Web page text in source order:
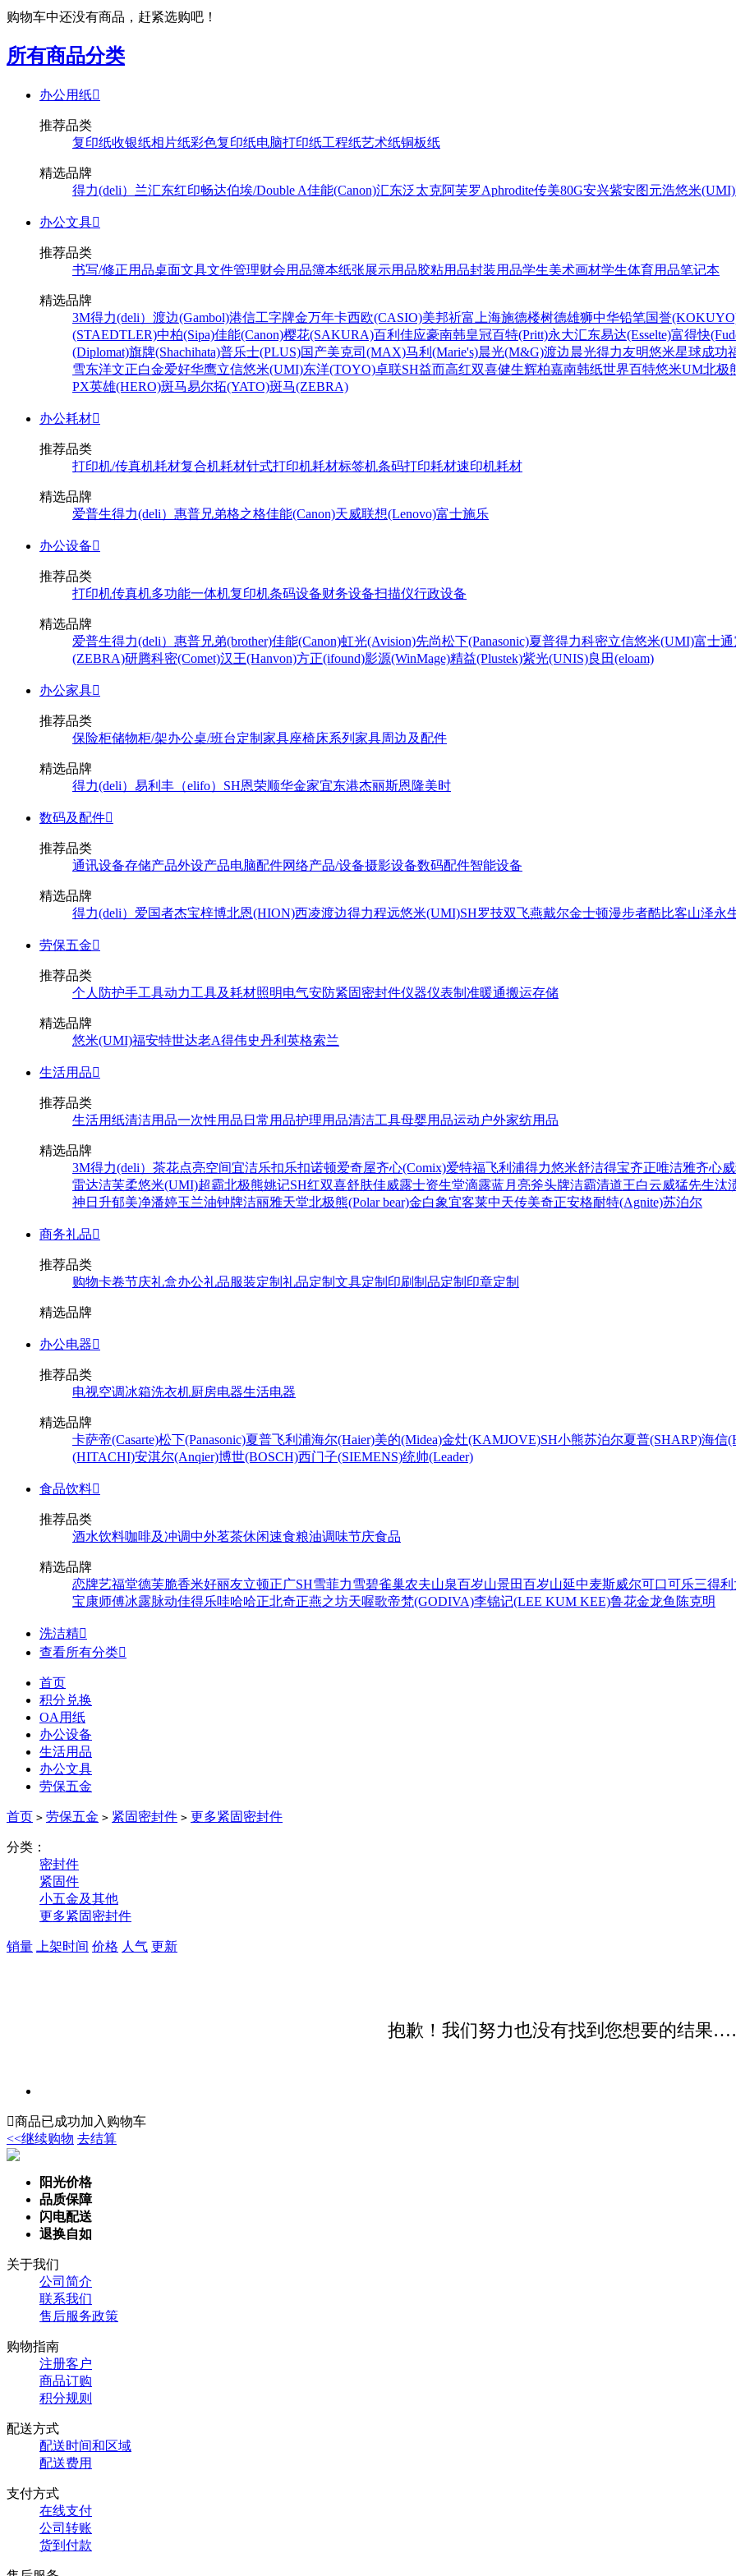
购物车中还没有商品，赶紧选购吧！
所有商品分类
办公用纸
推荐品类
复印纸收银纸相片纸彩色复印纸电脑打印纸工程纸艺术纸铜板纸
精选品牌
得力(deli） 兰汇东红印畅达伯埃/Double A佳能(Canon)汇东泛太克阿芙罗Aphrodite传美80G安兴紫安图元浩悠米(UMI)
办公文具
推荐品类
书写/修正用品桌面文具文件管理财会用品簿本纸张展示用品胶粘用品封装用品学生美术画材学生体育用品笔记本
精选品牌
3M得力(deli） 渡边(Gambol)港信工字牌金万年卡西欧(CASIO)美邦祈富 上海施德楼树德雄狮中华铅笔国誉
(STAEDTLER)中柏(Sipa)佳能(Canon)樱花(SAKURA)百利佳应豪南韩皇冠百特(Pritt)永大汇东易达(Esselte)富得快
(Diplomat)旗牌(Shachihata)普乐士(PLUS)国产美克司(MAX)马利(Marie's)晨光(M&G)渡边 晨光得力友明悠米星球成功
雪东洋文正白金爱好华鹰立信悠米(UMI)东洋(TOYO)卓联SH益而高红双喜健生辉柏嘉南韩纸世界百特悠米UM北极
PX英雄(HERO)斑马易尔拓(YATO)斑马(ZEBRA)
办公耗材
推荐品类
打印机/传真机耗材复合机耗材针式打印机耗材标签机条码打印耗材速印机耗材
精选品牌
爱普生得力(deli） 惠普兄弟格之格佳能(Canon)天威联想(Lenovo)富士施乐
办公设备
推荐品类
打印机传真机多功能一体机复印机条码设备财务设备扫描仪行政设备
精选品牌
爱普生得力(deli） 惠普兄弟(brother)佳能(Canon)虹光(Avision)先尚松下(Panasonic)夏普得力科密立信悠米(UMI)富士通
(ZEBRA)研腾科密(Comet)汉王(Hanvon)方正(ifound)影源(WinMage)精益(Plustek)紫光(UNIS)良田(eloam)
办公家具
推荐品类
保险柜储物柜/架办公桌/班台定制家具座椅床系列 家具周边及配件
精选品牌
得力(deli） 易利丰（elifo） SH恩荣顺华金家宜东港杰丽斯恩隆美时
数码及配件
推荐品类
通讯设备存储产品外设产品电脑配件网络产品/设备摄影设备数码配件智能设备
精选品牌
得力(deli） 爱国者杰宝梓博北恩(HION)西凌渡边得力程远悠米(UMI)SH罗技双飞燕戴尔金士顿漫步者酷比客山泽永
劳保五金
推荐品类
个人防护手工具动力工具及耗材照明电气安防紧固密封件仪器仪表制准暖通搬运存储
精选品牌
悠米(UMI)福安特世达老A得伟史丹利 英格索兰
生活用品
推荐品类
生活用纸清洁用品一次性用品 日常用品护理用品清洁工具母婴用品运动户外家纺用品
精选品牌
3M得力(deli） 茶花点亮空间宜洁乐扣乐扣诺顿爱奇屋齐心(Comix)爱特福飞利浦得力悠米舒洁得宝齐正唯洁雅齐心
雷达洁芙柔悠米(UMI)超霸北极熊姚记SH红双喜舒肤佳威露士资生堂滴露蓝月亮斧头牌洁霸清道王白云威猛先生汰
神 日升郁美净潘婷玉兰油钟牌洁丽雅天堂北极熊(Polar bear)金白象宜客莱中天传美奇正安格耐特(Agnite)苏泊尔
商务礼品
推荐品类
购物卡卷节庆礼盒办公礼品服装定制 礼品定制 文具定制 印刷制品定制 印章定制
精选品牌
办公电器
推荐品类
电视空调冰箱洗衣机厨房电器生活电器
精选品牌
卡萨帝(Casarte)松下(Panasonic)夏普飞利浦海尔(Haier)美的(Midea)金灶(KAMJOVE)SH小熊苏泊尔夏普(SHARP)海信
(HITACHI)安淇尔(Anqier)博世(BOSCH)西门子(SIEMENS)统帅(Leader)
食品饮料
推荐品类
酒水饮料咖啡及冲调中外茗茶休闲速食粮油调味节庆食品
精选品牌
恋牌艺福堂德芙脆香米好丽友立顿正广SH雪菲力雪碧雀巢农夫山泉百岁山景田百岁山延中麦斯威尔可口可乐三得利
宝康师傅冰露脉动佳得乐哇哈哈正北奇正燕之坊天喔歌帝梵(GODIVA)李锦记(LEE KUM KEE)鲁花金龙鱼 陈克明
洗洁精
查看所有分类
首页
积分兑换
OA用纸
办公设备
生活用品
办公文具
劳保五金
首页 > 劳保五金 > 紧固密封件 > 更多紧固密封件
分类：
密封件
紧固件
小五金及其他
更多紧固密封件
销量 上架时间 价格 人气 更新
抱歉！我们努力也没有找到您想要的结果
商品已成功加入购物车
<<继续购物 去结算
阳光价格
品质保障
闪电配送
退换自如
关于我们
公司简介
联系我们
售后服务政策
购物指南
注册客户
商品订购
积分规则
配送方式
配送时间和区域
配送费用
支付方式
在线支付
公司转账
货到付款